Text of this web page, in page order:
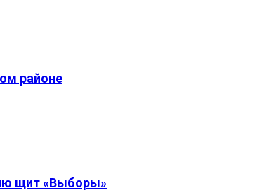
районе
щит «Выборы»